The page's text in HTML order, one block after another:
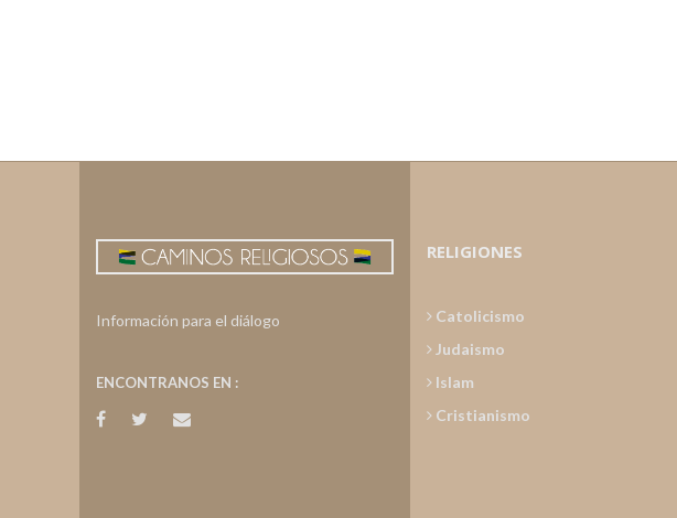
Información para el diálogo
ENCONTRANOS EN :
RELIGIONES
Catolicismo
Judaismo
Islam
Cristianismo